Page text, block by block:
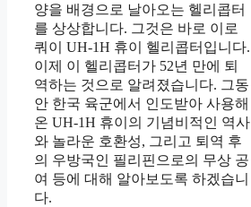
양을 배경으로 날아오는 헬리콥터
를 상상합니다. 그것은 바로 이로
쿼이 UH-1H 휴이 헬리콥터입니다.
이제 이 헬리콥터가 52년 만에 퇴
역하는 것으로 알려졌습니다. 그동
안 한국 육군에서 인도받아 사용해
온 UH-1H 휴이의 기념비적인 역사
와 놀라운 호환성, 그리고 퇴역 후
의 우방국인 필리핀으로의 무상 공
여 등에 대해 알아보도록 하겠습니
다.